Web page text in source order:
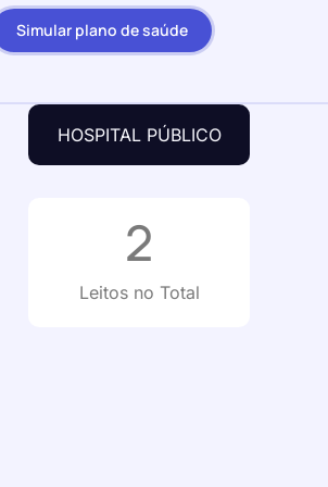
Simular plano de saúde
HOSPITAL PÚBLICO
Leitos no Total
2